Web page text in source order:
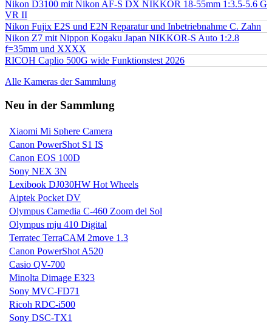
Nikon D3100 mit Nikon AF-S DX NIKKOR 18-55mm 1:3.5-5.6 G
VR II
Nikon Fujix E2S und E2N Reparatur und Inbetriebnahme C. Zahn
Nikon Z7 mit Nippon Kogaku Japan NIKKOR-S Auto 1:2.8
f=35mm und XXXX
RICOH Caplio 500G wide Funktionstest 2026
Alle Kameras der Sammlung
Neu in der Sammlung
Xiaomi Mi Sphere Camera
Canon PowerShot S1 IS
Canon EOS 100D
Sony NEX 3N
Lexibook DJ030HW Hot Wheels
Aiptek Pocket DV
Olympus Camedia C-460 Zoom del Sol
Olympus mju 410 Digital
Terratec TerraCAM 2move 1.3
Canon PowerShot A520
Casio QV-700
Minolta Dimage E323
Sony MVC-FD71
Ricoh RDC-i500
Sony DSC-TX1